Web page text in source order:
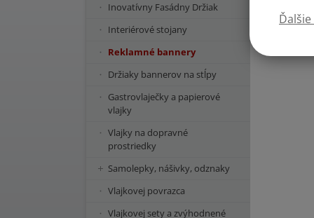
Inovatívny Fasádny Držiak
Interiérové stojany
Reklamné bannery
Držiaky bannerov na stĺpy
Gastrovlaječky a papierové
vlajky
Vlajky na dopravné
prostriedky
Samolepky, nášivky, odznaky
Vlajkovej povrazca
Vlajkovej sety a zvýhodnené